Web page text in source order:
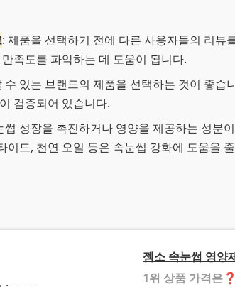
: 제품을 선택하기 전에 다른 사용자들의 리뷰
족도를 파악하는 데 도움이 됩니다.
수 있는 브랜드의 제품을 선택하는 것이 좋습
검증되어 있습니다.
썹 성장을 촉진하거나 영양을 제공하는 성분
이드, 천연 오일 등은 속눈썹 강화에 도움을
젬소 속눈썹 영양
1위 상품 가격은 ❓